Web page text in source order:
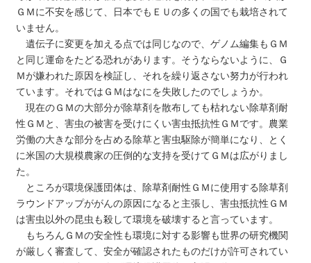
ＧＭに不安を感じて、日本でもＥＵの多くの国でも栽培されて
いません。
遺伝子に変更を加える点では同じなので、ゲノム編集もＧＭ
と同じ運命をたどる恐れがあります。そうならないように、Ｇ
Ｍが嫌われた原因を検証し、それを繰り返さない努力が行われ
ています。それではＧＭはなにを失敗したのでしょうか。
現在のＧＭの大部分が除草剤を散布しても枯れない除草剤耐
性ＧＭと、害虫の被害を受けにくい害虫抵抗性ＧＭです。農業
労働の大きな部分を占める除草と害虫駆除が簡単になり、とく
に米国の大規模農家の圧倒的な支持を受けてＧＭは広がりまし
た。
ところが環境保護団体は、除草剤耐性ＧＭに使用する除草剤
ラウンドアップががんの原因になると主張し、害虫抵抗性ＧＭ
は害虫以外の昆虫も殺して環境を破壊すると言っています。
もちろんＧＭの安全性も環境に対する影響も世界の研究機関
が厳しく審査して、安全が確認されたものだけが許可されてい